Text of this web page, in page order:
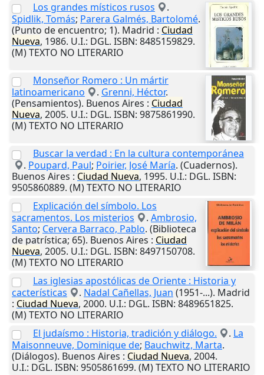
Los grandes místicos rusos
.
Spidlik, Tomás; Parera Galmés, Bartolomé.
(Punto de encuentro; 1). Madrid : Ciudad
Nueva, 1986. U.I.: DGL. ISBN: 8485159829.
(M) TEXTO NO LITERARIO
Monseñor Romero : Un mártir
latinoamericano
. Grenni, Héctor.
(Pensamientos). Buenos Aires : Ciudad
Nueva, 2005. U.I.: DGL. ISBN: 9875861990.
(M) TEXTO NO LITERARIO
Buscar la verdad : En la cultura contemporánea
. Poupard, Paul; Poirier, José María. (Cuadernos).
Buenos Aires : Ciudad Nueva, 1995. U.I.: DGL. ISBN:
9505860889. (M) TEXTO NO LITERARIO
Explicación del símbolo. Los
sacramentos. Los misterios
. Ambrosio,
Santo; Cervera Barraco, Pablo. (Biblioteca
de patrística; 65). Buenos Aires : Ciudad
Nueva, 2005. U.I.: DGL. ISBN: 8497150708.
(M) TEXTO NO LITERARIO
Las iglesias apostólicas de Oriente : Historia y
cacterísticas
. Nadal Cañellas, Juan (1951-...). Madrid
: Ciudad Nueva, 2000. U.I.: DGL. ISBN: 8489651825.
(M) TEXTO NO LITERARIO
El judaísmo : Historia, tradición y diálogo.
. La
Maisonneuve, Dominique de; Bauchwitz, Marta.
(Diálogos). Buenos Aires : Ciudad Nueva, 2004.
U.I.: DGL. ISBN: 9505861699. (M) TEXTO NO LITERARIO